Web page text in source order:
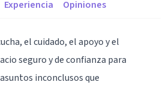
Experiencia Opiniones
el cuidado, el apoyo y el
seguro y de confianza para
inconclusos que